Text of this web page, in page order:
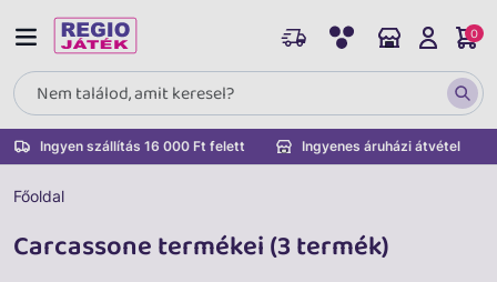
Ingyen szállítás 16 000 Ft felett Ingyenes áruházi átvétel
0
Főoldal
Carcassone termékei (3 termék)